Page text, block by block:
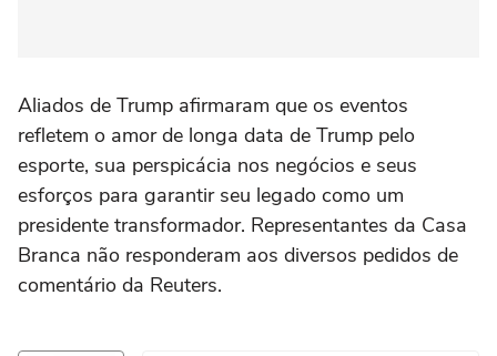
Aliados de Trump afirmaram que os eventos
refletem o amor de longa data de Trump pelo
esporte, sua perspicácia nos negócios e seus
esforços para garantir seu legado como um
presidente transformador. Representantes da Casa
Branca não responderam aos diversos pedidos de
comentário da Reuters.